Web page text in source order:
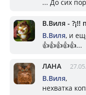
... До сих
В.Виля -
В.Виля, и
👍👍👍👍👍...
ЛАНА
В.Виля,
нехватка